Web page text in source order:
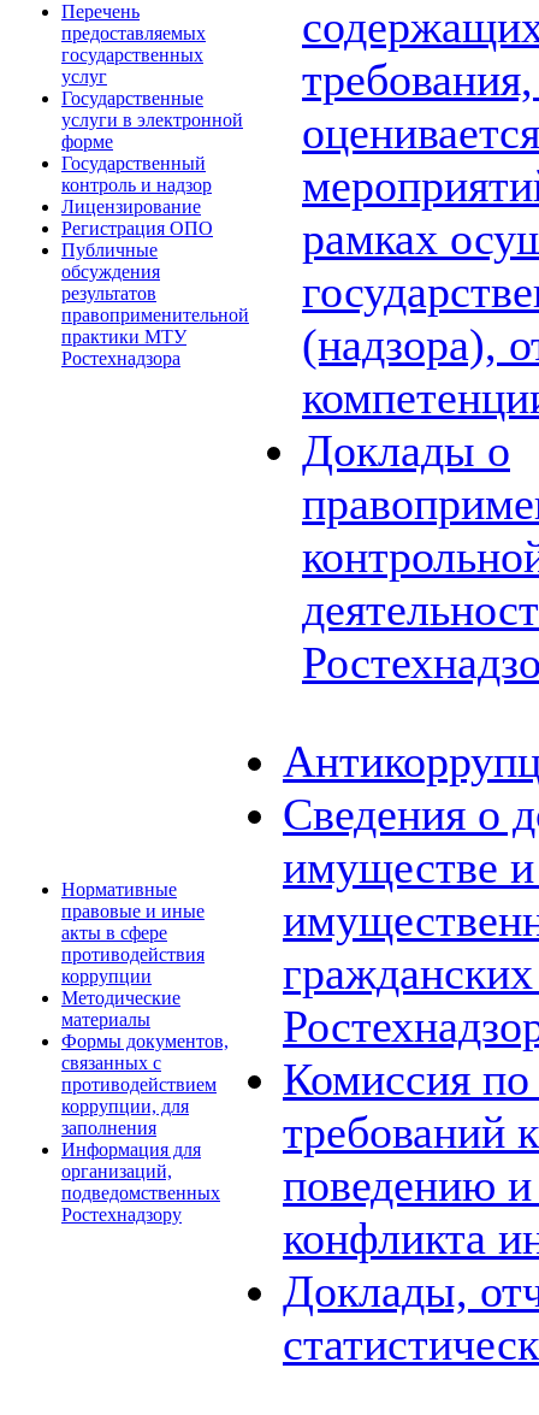
Перечень
предоставляемых
государственных
услуг
Государственные
услуги в электронной
форме
Государственный
контроль и надзор
Лицензирование
Регистрация ОПО
Публичные
обсуждения
результатов
правоприменительной
практики МТУ
Ростехнадзора
рамках
(надзора),
Доклады о
Нормативные
правовые и иные
акты в сфере
противодействия
коррупции
Методические
материалы
Формы документов,
связанных с
противодействием
коррупции, для
заполнения
Информация для
организаций,
подведомственных
Ростехнадзору
Сведения о
имуществе и
Комиссия
требований
поведению
конфликта
Доклады,